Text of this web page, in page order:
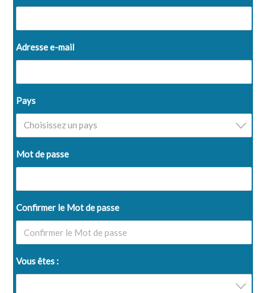
Adresse e-mail
Pays
Choisissez un pays
Mot de passe
Confirmer le Mot de passe
Vous êtes :